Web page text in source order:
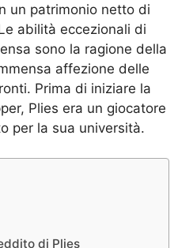
un patrimonio netto di
abilità eccezionali di
sono la ragione della
affezione delle
Prima di iniziare la
Plies era un giocatore
per la sua università.
di Plies